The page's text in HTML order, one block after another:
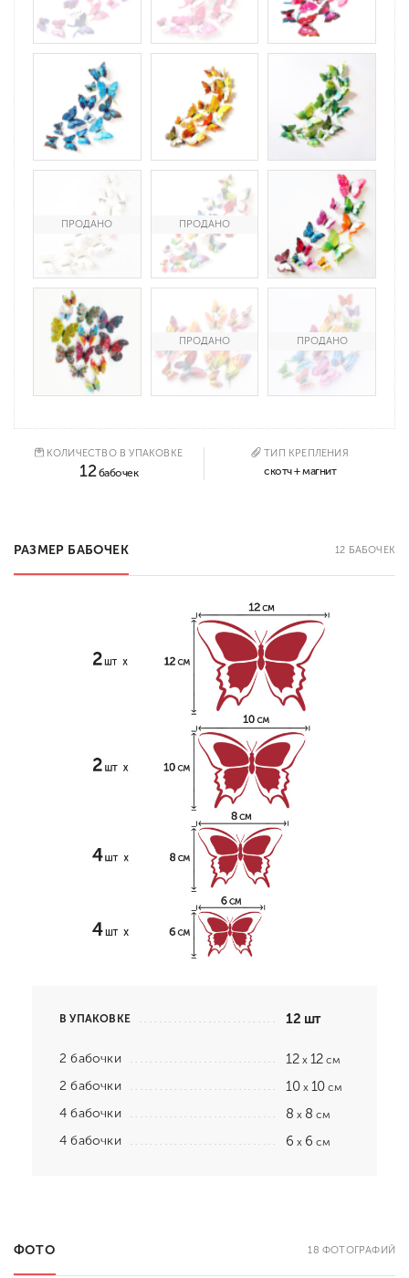
КОЛИЧЕСТВО В УПАКОВКЕ
12бабочек
ТИП КРЕПЛЕНИЯ
скотч + магнит
РАЗМЕР БАБОЧЕК 12 БАБОЧЕК
В УПАКОВКЕ 12 шт
2 бабочки 12 x12 см
2 бабочки 10 x10 см
4 бабочки 8 x8 см
4 бабочки 6 x6 см
ФОТО 18 ФОТОГРАФИЙ